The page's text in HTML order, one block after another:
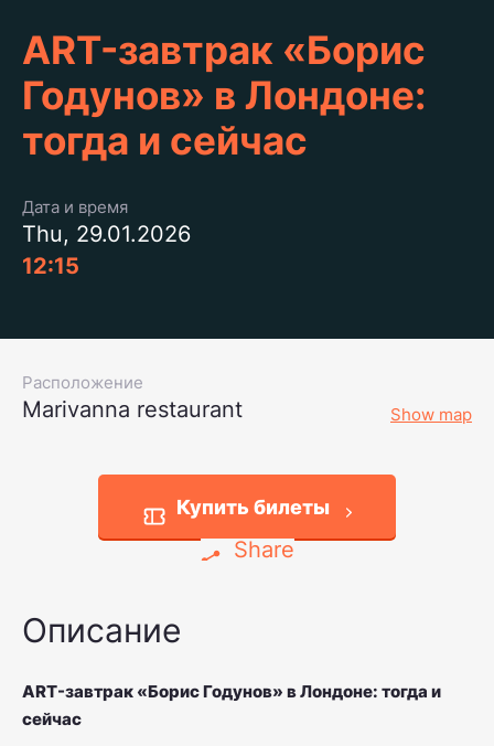
ART-завтрак «Борис
Годунов» в Лондоне:
тогда и сейчас
Дата и время
Thu, 29.01.2026
12:15
Расположение
Marivanna restaurant Show map
Купить билеты
Share
Описание
ART-завтрак «Борис Годунов» в Лондоне: тогда и
сейчас